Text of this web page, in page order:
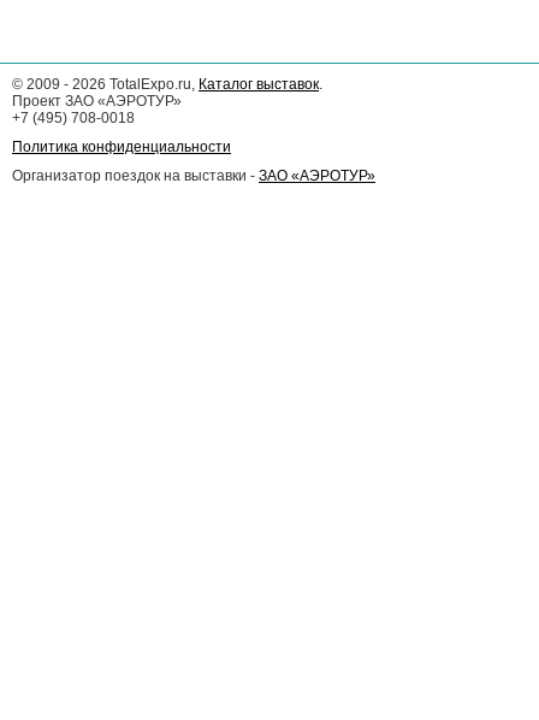
© 2009 - 2026 TotalExpo.ru, Каталог выставок.
Проект ЗАО «АЭРОТУР»
+7 (495) 708-0018
Политика конфиденциальности
Организатор поездок на выставки - ЗАО «АЭРОТУР»